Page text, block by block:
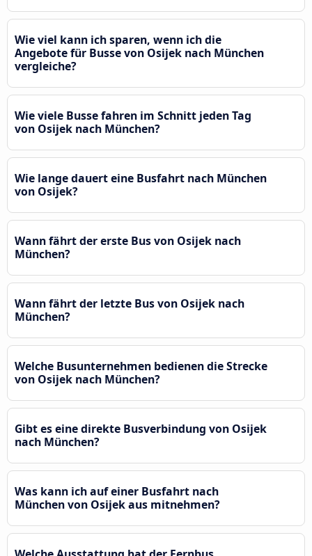
Wie viel kann ich sparen, wenn ich die
Angebote für Busse von Osijek nach München
vergleiche?
Wie viele Busse fahren im Schnitt jeden Tag
von Osijek nach München?
Wie lange dauert eine Busfahrt nach München
von Osijek?
Wann fährt der erste Bus von Osijek nach
München?
Wann fährt der letzte Bus von Osijek nach
München?
Welche Busunternehmen bedienen die Strecke
von Osijek nach München?
Gibt es eine direkte Busverbindung von Osijek
nach München?
Was kann ich auf einer Busfahrt nach
München von Osijek aus mitnehmen?